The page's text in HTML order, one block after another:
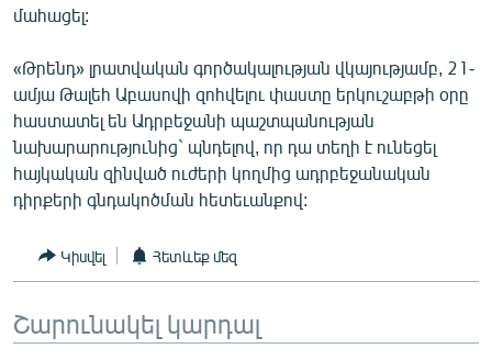
ՏԱՐԱԾԱՇՐՋԱՆ
ՄԻՋԱԶԳԱՅԻՆ
ՄՇԱԿՈՒՅԹ
ՍՊՈՐՏ
ՄԵԿՆԱԲԱՆՈՒԹՅՈՒՆ
ԿՈՐՈՆԱՎԻՐՈՒՍ
ՏԵՍԱՆՅՈՒԹԵՐ
մահացել:
«Թրենդ» լրատվական գործակալության վկայությամբ, 21-
ամյա Թալեհ Աբասովի զոհվելու փաստը երկուշաբթի օրը
հաստատել են Ադրբեջանի պաշտպանության
նախարարությունից` պնդելով, որ դա տեղի է ունեցել
հայկական զինված ուժերի կողմից ադրբեջանական
դիրքերի գնդակոծման հետեւանքով:
Կիսվել Հետևեք մեզ
Շարունակել կարդալ